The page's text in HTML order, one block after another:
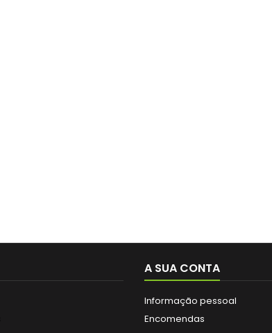
A SUA CONTA
Informação pessoal
Encomendas